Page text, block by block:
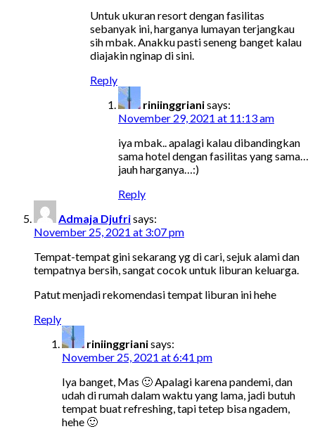
Untuk ukuran resort dengan fasilitas
sebanyak ini, harganya lumayan terjangkau
sih mbak. Anakku pasti seneng banget kalau
diajakin nginap di sini.
Reply
riniinggrianisays:
November 29, 2021 at 11:13 am
iya mbak.. apalagi kalau dibandingkan
sama hotel dengan fasilitas yang sama…
jauh harganya…:)
Reply
Admaja Djufrisays:
November 25, 2021 at 3:07 pm
Tempat-tempat gini sekarang yg di cari, sejuk alami dan
tempatnya bersih, sangat cocok untuk liburan keluarga.
Patut menjadi rekomendasi tempat liburan ini hehe
Reply
riniinggrianisays:
November 25, 2021 at 6:41 pm
Iya banget, Mas 🙂 Apalagi karena pandemi, dan
udah di rumah dalam waktu yang lama, jadi butuh
tempat buat refreshing, tapi tetep bisa ngadem,
hehe 🙂